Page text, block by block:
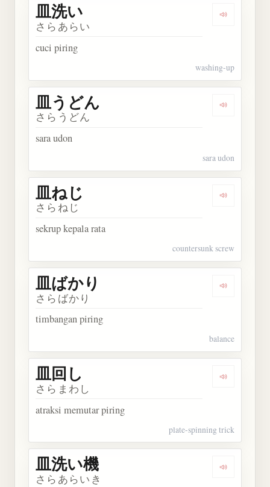
Dengarkan
皿洗い
さらあらい
cuci piring
washing-up
Dengarkan
皿うどん
さらうどん
sara udon
sara udon
Dengarkan
皿ねじ
さらねじ
sekrup kepala rata
countersunk screw
Dengarkan
皿ばかり
さらばかり
timbangan piring
balance
Dengarkan
皿回し
さらまわし
atraksi memutar piring
plate-spinning trick
Dengarkan
皿洗い機
さらあらいき